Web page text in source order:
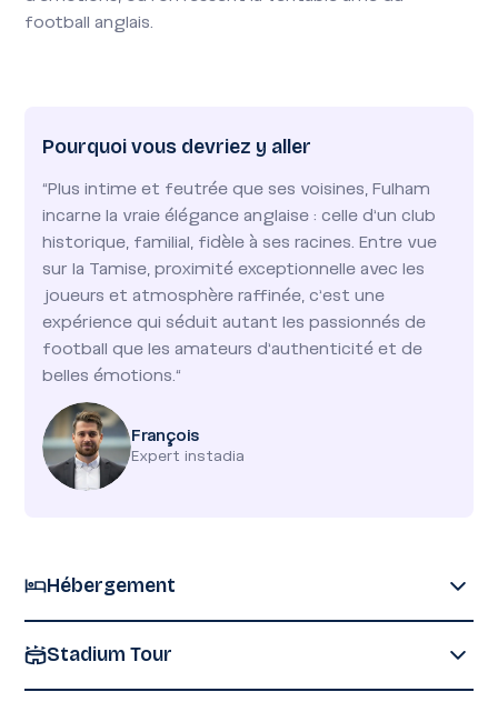
football anglais.
Pourquoi vous devriez y aller
"Plus intime et feutrée que ses voisines, Fulham
incarne la vraie élégance anglaise : celle d’un club
historique, familial, fidèle à ses racines. Entre vue
sur la Tamise, proximité exceptionnelle avec les
joueurs et atmosphère raffinée, c’est une
expérience qui séduit autant les passionnés de
football que les amateurs d’authenticité et de
belles émotions."
François
Expert instadia
Hébergement
sonstandinget son
confort moderne et atmosphère londonienne.
Stadium Tour